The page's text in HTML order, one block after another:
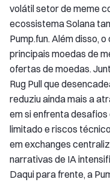
volátil setor de meme
ecossistema Solana
Pump.fun. Além disso,
principais moedas de
ofertas de moedas.
Rug Pull que
reduziu ainda mais a
em si enfrenta
limitado e riscos
em exchanges
narrativas de IA
Daqui para frente, a